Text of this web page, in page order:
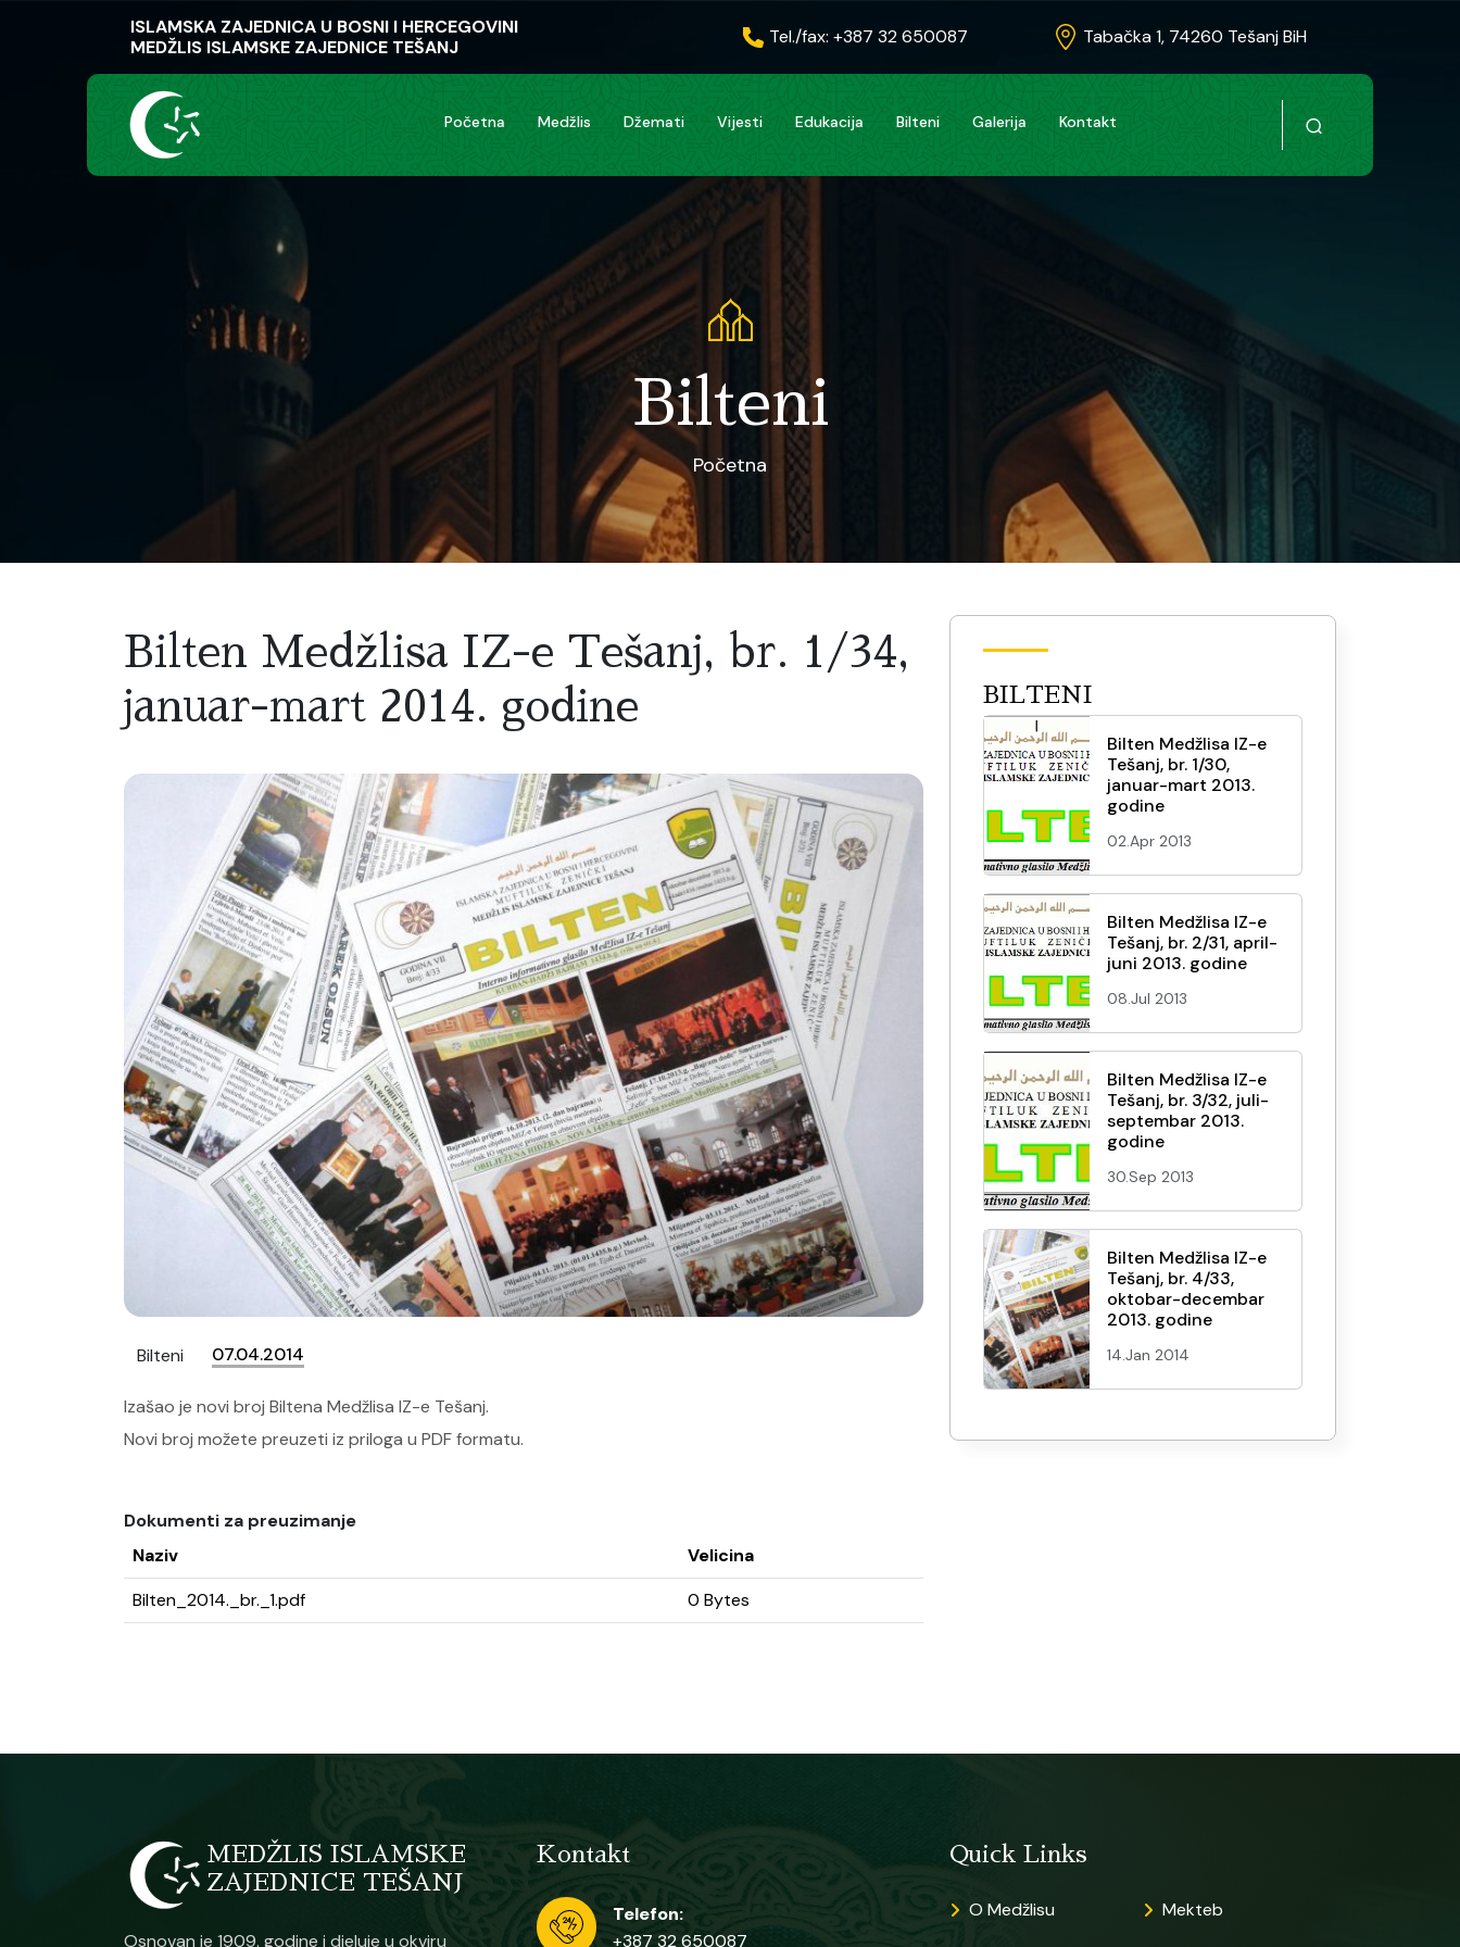
ISLAMSKA ZAJEDNICA U BOSNI I HERCEGOVINI
MEDŽLIS ISLAMSKE ZAJEDNICE TEŠANJ
Tel./fax: +387 32 650087 Tabačka 1, 74260 Tešanj BiH
Početna Medžlis Džemati Vijesti Edukacija Bilteni Galerija Kontakt
Bilteni
Početna
Bilten Medžlisa IZ-e Tešanj, br. 1/34,
januar-mart 2014. godine
Bilteni 07.04.2014
Izašao je novi broj Biltena Medžlisa IZ-e Tešanj.
Novi broj možete preuzeti iz priloga u PDF formatu.
Dokumenti za preuzimanje
Naziv
Velicina
Bilten_2014._br._1.pdf
0 Bytes
BILTENI
Bilten Medžlisa IZ-e
Tešanj, br. 1/30,
januar-mart 2013.
godine
02.Apr 2013
Bilten Medžlisa IZ-e
Tešanj, br. 2/31, april-
juni 2013. godine
08.Jul 2013
Bilten Medžlisa IZ-e
Tešanj, br. 3/32, juli-
septembar 2013.
godine
30.Sep 2013
Bilten Medžlisa IZ-e
Tešanj, br. 4/33,
oktobar-decembar
2013. godine
14.Jan 2014
MEDŽLIS ISLAMSKE
ZAJEDNICE TEŠANJ
Osnovan je 1909. godine i djeluje u okviru
Kontakt
Telefon:
+387 32 650087
Quick Links
O Medžlisu Mekteb